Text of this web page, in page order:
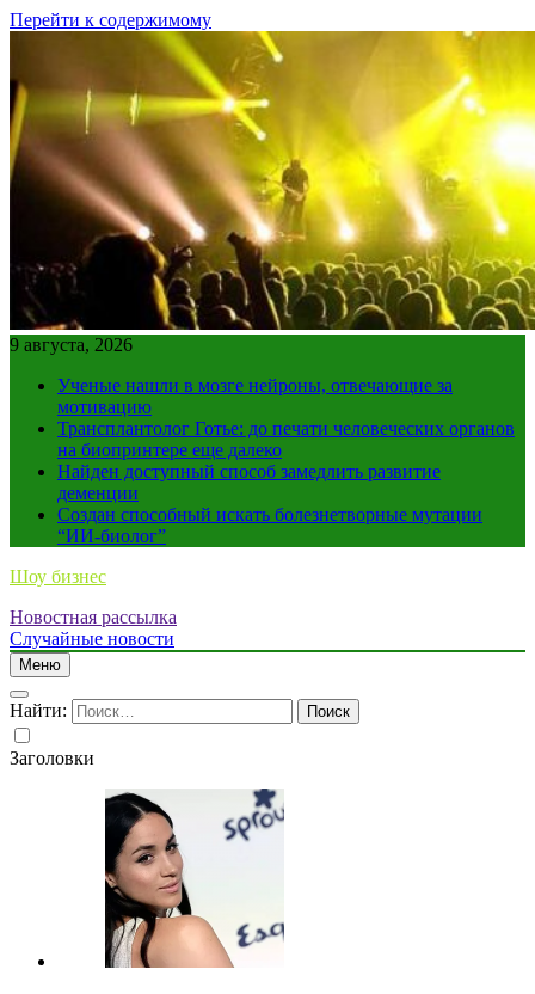
Перейти к содержимому
9 августа, 2026
Ученые нашли в мозге нейроны, отвечающие за
мотивацию
Трансплантолог Готье: до печати человеческих органов
на биопринтере еще далеко
Найден доступный способ замедлить развитие
деменции
Создан способный искать болезнетворные мутации
“ИИ-биолог”
Шоу бизнес
Новостная рассылка
Случайные новости
Меню
Найти:
Заголовки